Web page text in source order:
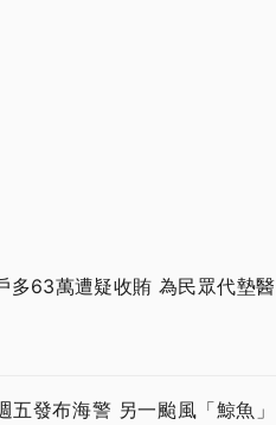
多63萬遭疑收賄 為民眾代墊醫
五發布海警 另一颱風「鯨魚」